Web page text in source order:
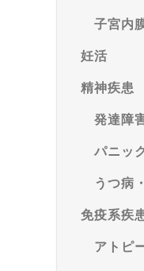
子宮内
妊活
精神疾患
発達障
パニッ
うつ病
免疫系疾
アトピ